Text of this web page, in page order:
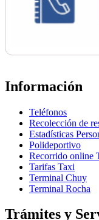
Información
Teléfonos
Recolección de
Estadísticas
Polideportivo
Recorrido online
Tarifas Taxi
Terminal Chuy
Terminal Rocha
Trámites y